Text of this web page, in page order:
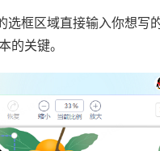
选框区域直接输入你想写
的关键。